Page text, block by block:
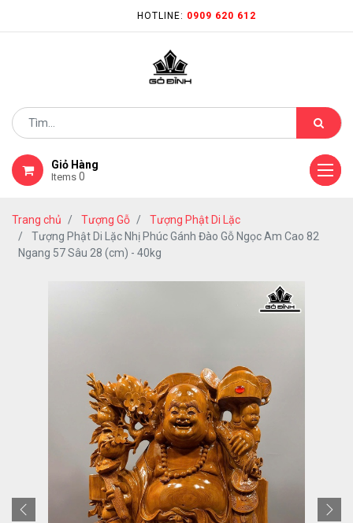
HOTLINE: 0909 620 612
Giỏ Hàng
Items 0
Trang chủ Tượng Gỗ
Tượng Phật Di Lặc
Tượng Phật Di Lặc Nhị Phúc Gánh Đào Gỗ Ngọc Am Cao 82
Ngang 57 Sâu 28 (cm) - 40kg